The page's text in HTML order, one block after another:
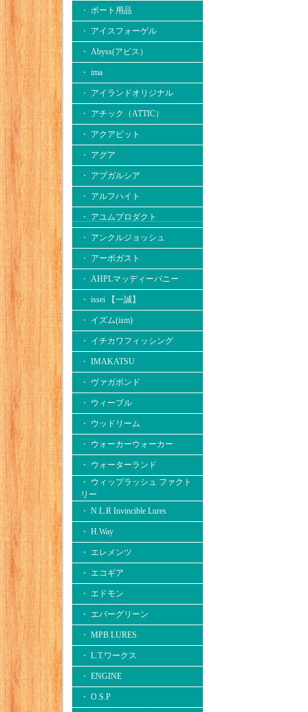
・ ボート用品
・ アイスフォーゲル
・ Abyss(アビス）
・ ima
・ アイランドオリジナル
・ アチック（ATTIC）
・ アクアビット
・ アグア
・ アブガルシア
・ アルフハイト
・ アユムプロダクト
・ アンクルジョッシュ
・ アーボガスト
・ AHPLマッディーバニー
・ issei 【一誠】
・ イズム(ism)
・ イチカワフィッシング
・ IMAKATSU
・ ヴァガボンド
・ ウィーブル
・ ウッドリーム
・ ウォーカーウォーカー
・ ウォーターランド
・ ウィップラッシュ ファクト
リー
・ N.L.R Invincible Lures
・ H.Way
・ エレメンツ
・ エコギア
・ エドモン
・ エバーグリーン
・ MPB LURES
・ L.T.ワークス
・ ENGINE
・ O.S.P